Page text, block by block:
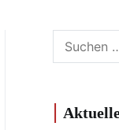
Suchen
nach: